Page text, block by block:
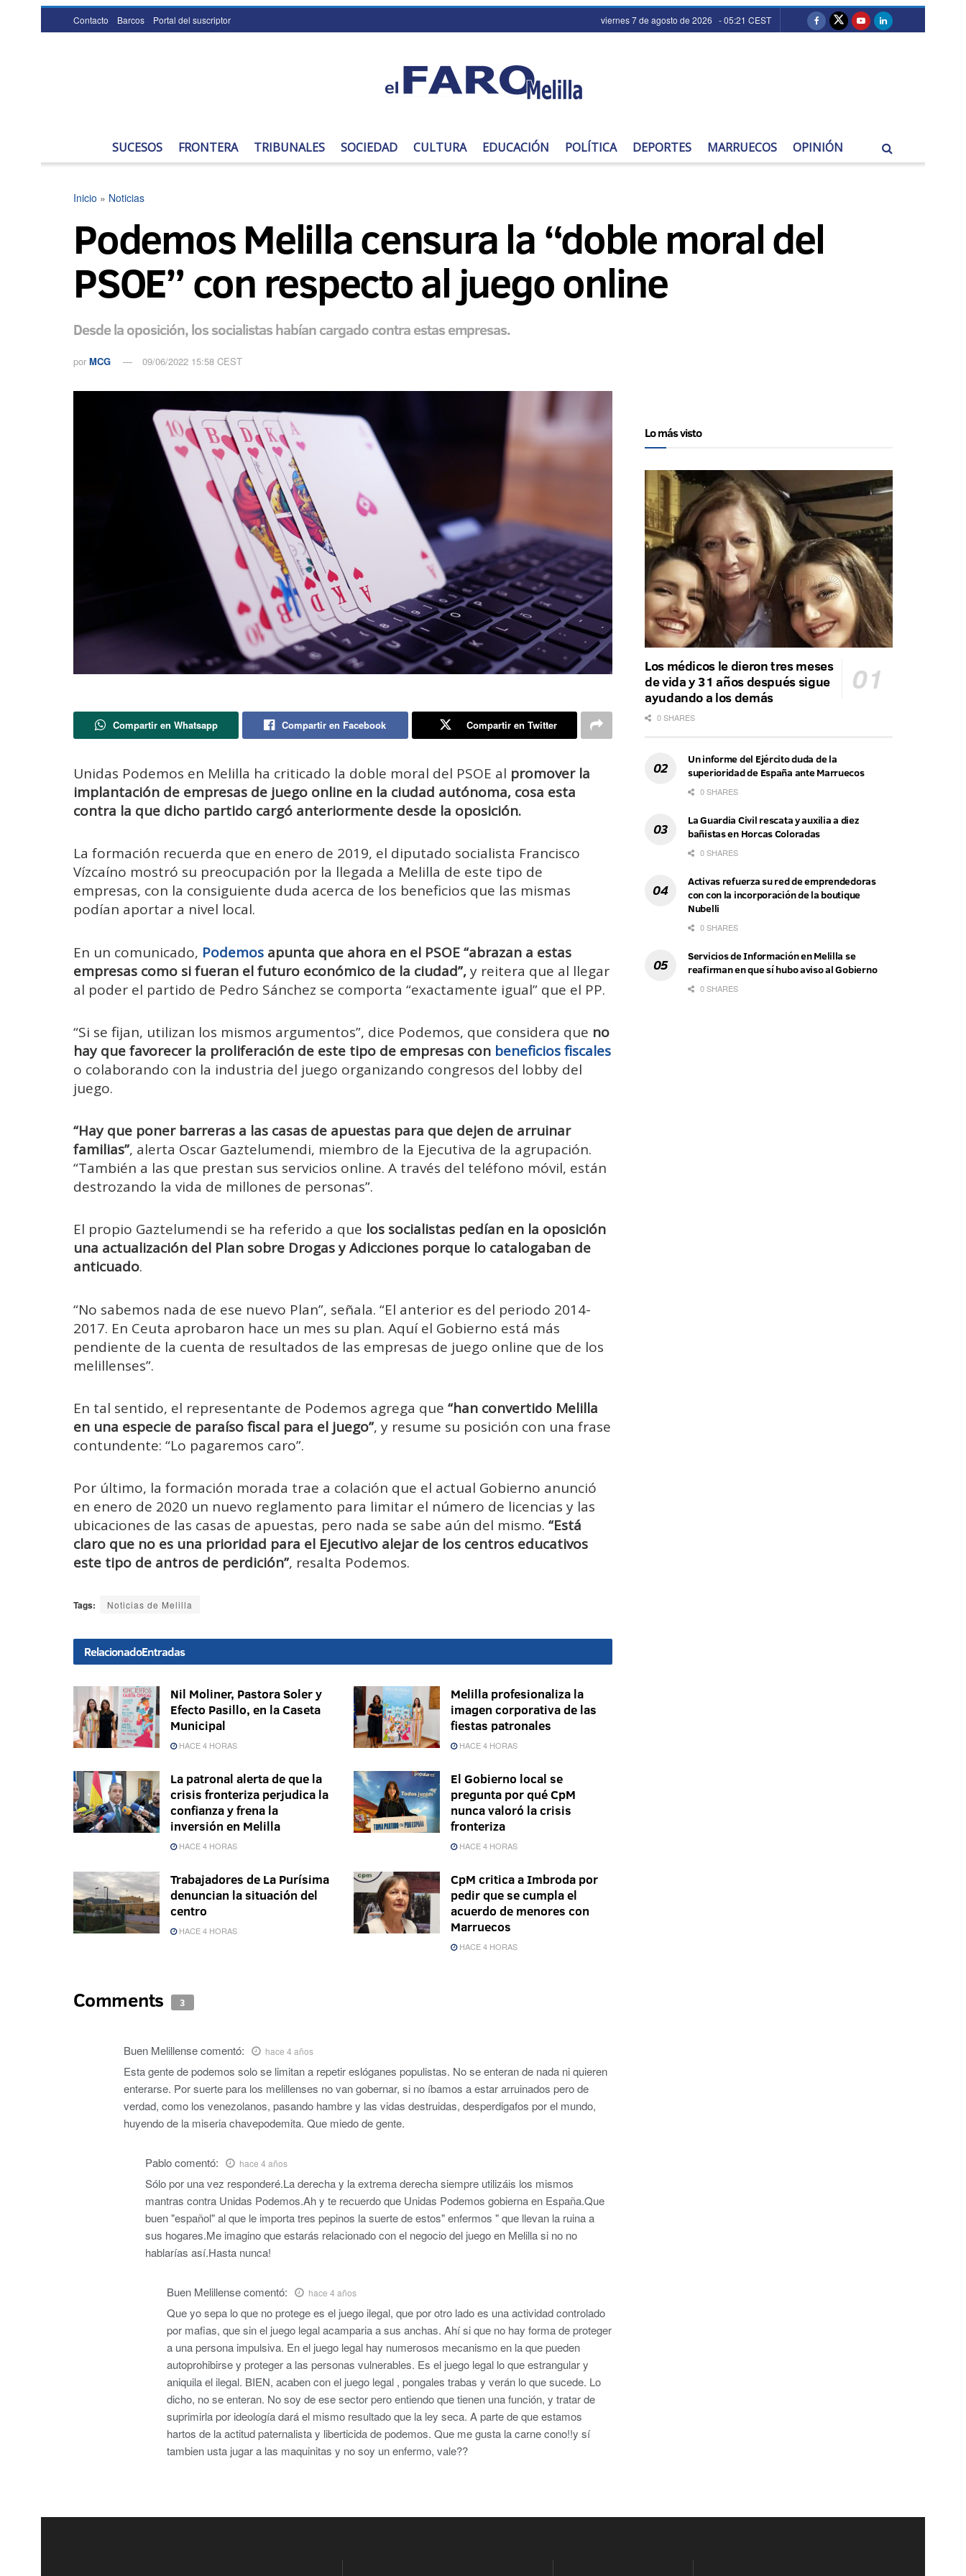
Contacto Barcos Portal del suscriptor viernes 7 de agosto de 2026 - 05:21 CEST
SUCESOS FRONTERA TRIBUNALES SOCIEDAD CULTURA EDUCACIÓN POLÍTICA DEPORTES MARRUECOS OPINIÓN
Inicio » Noticias
Podemos Melilla censura la “doble moral del
PSOE” con respecto al juego online
Desde la oposición, los socialistas habían cargado contra estas empresas.
por MCG 09/06/2022 15:58 CEST
Compartir en Whatsapp Compartir en Facebook Compartir en Twitter
Unidas Podemos en Melilla ha criticado la doble moral del PSOE al promover la
implantación de empresas de juego online en la ciudad autónoma, cosa esta
contra la que dicho partido cargó anteriormente desde la oposición.
La formación recuerda que en enero de 2019, el diputado socialista Francisco
Vízcaíno mostró su preocupación por la llegada a Melilla de este tipo de
empresas, con la consiguiente duda acerca de los beneficios que las mismas
podían aportar a nivel local.
En un comunicado, Podemos apunta que ahora en el PSOE “abrazan a estas
empresas como si fueran el futuro económico de la ciudad”,y reitera que al llegar
al poder el partido de Pedro Sánchez se comporta “exactamente igual” que el PP.
“Si se fijan, utilizan los mismos argumentos”, dice Podemos, que considera que no
hay que favorecer la proliferación de este tipo de empresas con beneficios fiscales
o colaborando con la industria del juego organizando congresos del lobby del
juego.
“Hay que poner barreras a las casas de apuestas para que dejen de arruinar
familias”, alerta Oscar Gaztelumendi, miembro de la Ejecutiva de la agrupación.
“También a las que prestan sus servicios online. A través del teléfono móvil, están
destrozando la vida de millones de personas”.
El propio Gaztelumendi se ha referido a que los socialistas pedían en la oposición
una actualización del Plan sobre Drogas y Adicciones porque lo catalogaban de
anticuado.
“No sabemos nada de ese nuevo Plan”, señala. “El anterior es del periodo 2014-
2017. En Ceuta aprobaron hace un mes su plan. Aquí el Gobierno está más
pendiente de la cuenta de resultados de las empresas de juego online que de los
melillenses”.
En tal sentido, el representante de Podemos agrega que “han convertido Melilla
en una especie de paraíso fiscal para el juego”, y resume su posición con una frase
contundente: “Lo pagaremos caro”.
Por último, la formación morada trae a colación que el actual Gobierno anunció
en enero de 2020 un nuevo reglamento para limitar el número de licencias y las
ubicaciones de las casas de apuestas, pero nada se sabe aún del mismo. “Está
claro que no es una prioridad para el Ejecutivo alejar de los centros educativos
este tipo de antros de perdición”, resalta Podemos.
Tags: Noticias de Melilla
RelacionadoEntradas
Nil Moliner, Pastora Soler y
Efecto Pasillo, en la Caseta
Municipal
HACE 4 HORAS
Melilla profesionaliza la
imagen corporativa de las
fiestas patronales
HACE 4 HORAS
La patronal alerta de que la
crisis fronteriza perjudica la
confianza y frena la
inversión en Melilla
HACE 4 HORAS
El Gobierno local se
pregunta por qué CpM
nunca valoró la crisis
fronteriza
HACE 4 HORAS
Trabajadores de La Purísima
denuncian la situación del
centro
HACE 4 HORAS
CpM critica a Imbroda por
pedir que se cumpla el
acuerdo de menores con
Marruecos
HACE 4 HORAS
Comments 3
Buen Melillensecomentó: hace 4 años
Esta gente de podemos solo se limitan a repetir eslóganes populistas. No se enteran de nada ni quieren
enterarse. Por suerte para los melillenses no van gobernar, si no íbamos a estar arruinados pero de
verdad, como los venezolanos, pasando hambre y las vidas destruidas, desperdigafos por el mundo,
huyendo de la miseria chavepodemita. Que miedo de gente.
Pablocomentó: hace 4 años
Sólo por una vez responderé.La derecha y la extrema derecha siempre utilizáis los mismos
mantras contra Unidas Podemos.Ah y te recuerdo que Unidas Podemos gobierna en España.Que
buen "español" al que le importa tres pepinos la suerte de estos" enfermos " que llevan la ruina a
sus hogares.Me imagino que estarás relacionado con el negocio del juego en Melilla si no no
hablarías así.Hasta nunca!
Buen Melillensecomentó: hace 4 años
Que yo sepa lo que no protege es el juego ilegal, que por otro lado es una actividad controlado
por mafias, que sin el juego legal acamparia a sus anchas. Ahí si que no hay forma de proteger
a una persona impulsiva. En el juego legal hay numerosos mecanismo en la que pueden
autoprohibirse y proteger a las personas vulnerables. Es el juego legal lo que estrangular y
aniquila el ilegal. BIEN, acaben con el juego legal , pongales trabas y verán lo que sucede. Lo
dicho, no se enteran. No soy de ese sector pero entiendo que tienen una función, y tratar de
suprimirla por ideología dará el mismo resultado que la ley seca. A parte de que estamos
hartos de la actitud paternalista y liberticida de podemos. Que me gusta la carne cono!!y sí
tambien usta jugar a las maquinitas y no soy un enfermo, vale??
Lo más visto
Los médicos le dieron tres meses
de vida y 31 años después sigue
ayudando a los demás
0 SHARES
Un informe del Ejército duda de la
superioridad de España ante Marruecos
0 SHARES
La Guardia Civil rescata y auxilia a diez
bañistas en Horcas Coloradas
0 SHARES
Activas refuerza su red de emprendedoras
con con la incorporación de la boutique
Nubelli
0 SHARES
Servicios de Información en Melilla se
reafirman en que sí hubo aviso al Gobierno
0 SHARES